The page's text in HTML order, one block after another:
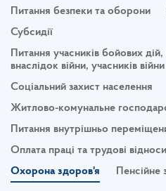
Питання безпеки та оборони
Субсидії
Питання учасників бойових дій,
внаслідок війни, учасників війни
Соціальний захист населення
Житлово-комунальне
Питання внутрішньо
Оплата праці та трудові
Охорона здоров'я
Пенсійне